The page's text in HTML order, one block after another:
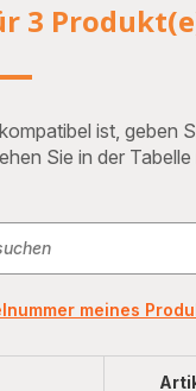
3
ist, geben
Sie in der Tabelle
meines